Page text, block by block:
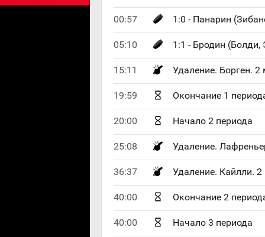
00:57 1:0 - Панарин
05:10 1:1 - Бродин (Болди,
15:11 Удаление. Борген.
19:59 Окончание 1
20:00 Начало 2 периода
25:08 Удаление.
36:37 Удаление. Кайлли. 2
40:00 Окончание 2
40:00 Начало 3 периода